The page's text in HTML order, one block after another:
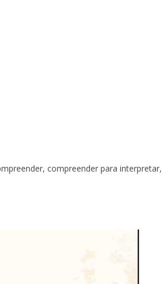
compreender para interpretar,